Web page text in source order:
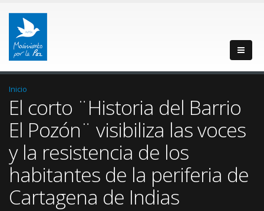
Inicio
El corto ¨Historia del Barrio
El Pozón¨ visibiliza las voces
y la resistencia de los
habitantes de la periferia de
Cartagena de Indias